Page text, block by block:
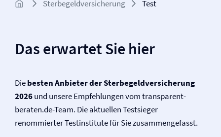
Sterbegeld­­versicherung Test
Das erwartet Sie hier
Diebesten Anbieter der Sterbegeld­versicherung
2026und unsere Empfehlungen vom transparent-
beraten.de-Team. Die aktuellen Testsieger
renommierter Testinstitute für Sie zusammengefasst.